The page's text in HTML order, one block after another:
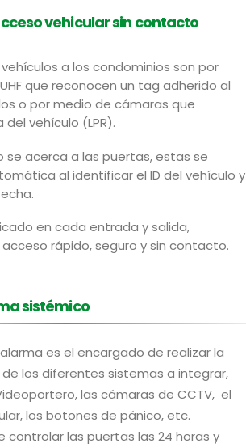
vehicular sin contacto
a los condominios son por
que reconocen un tag adherido al
o por medio de cámaras que
vehículo (LPR).
se acerca a las puertas, estas se
al identificar el ID del vehículo y
en cada entrada y salida,
rápido, seguro y sin contacto.
sistémico
es el encargado de realizar la
los diferentes sistemas a integrar,
las cámaras de CCTV, el
los botones de pánico, etc.
controlar las puertas las 24 horas y